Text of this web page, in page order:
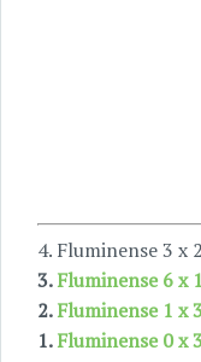
4. Fluminense 3 x
3.Fluminense 6 x
2.Fluminense 1 x
1.Fluminense 0 x